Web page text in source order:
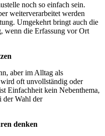
noch so einfach sein.
weiterverarbeitet werden
Umgekehrt bringt auch die
wenn die Erfassung vor Ort
aber im Alltag als
oft unvollständig oder
Einfachheit kein Nebenthema,
der Wahl der
denken